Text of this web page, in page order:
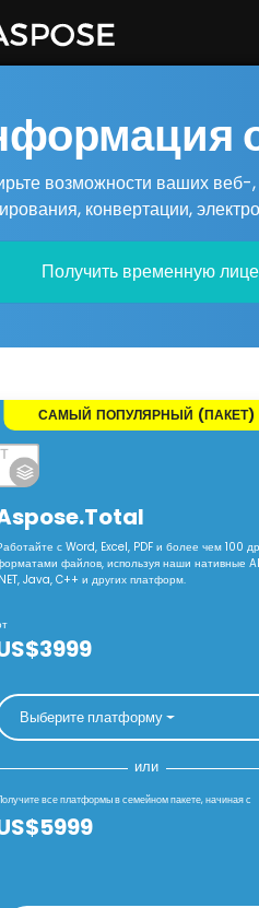
возможности ваших
конвертации,
Получить временную
САМЫЙ ПОПУЛЯРНЫЙ (ПАКЕТ)
с Word, Excel, PDF и более чем 100
файлов, используя наши нативные
Java, C++ и других платформ.
Выберите платформу
или
все платформы в семейном пакете, начиная с